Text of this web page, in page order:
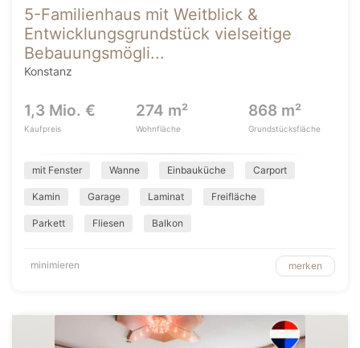
5-Familienhaus mit Weitblick &
Entwicklungsgrundstück vielseitige
Bebauungsmögli...
Konstanz
1,3 Mio. €
Kaufpreis
274 m²
Wohnfläche
868 m²
Grundstücksfläche
mit Fenster Wanne Einbauküche Carport
Kamin Garage Laminat Freifläche
Parkett Fliesen Balkon
minimieren merken